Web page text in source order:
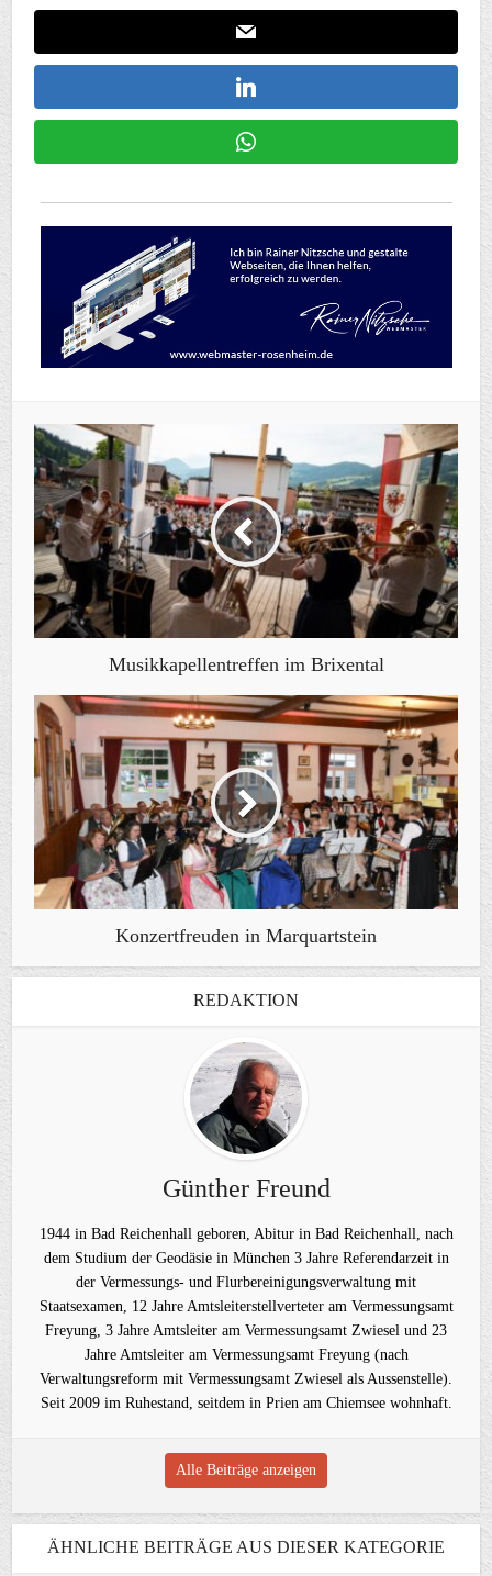
Musikkapellentreffen im Brixental
Konzertfreuden in Marquartstein
REDAKTION
Günther Freund
1944 in Bad Reichenhall geboren, Abitur in Bad Reichenhall, nach
dem Studium der Geodäsie in München 3 Jahre Referendarzeit in
der Vermessungs- und Flurbereinigungsverwaltung mit
Staatsexamen, 12 Jahre Amtsleiterstellverteter am Vermessungsamt
Freyung, 3 Jahre Amtsleiter am Vermessungsamt Zwiesel und 23
Jahre Amtsleiter am Vermessungsamt Freyung (nach
Verwaltungsreform mit Vermessungsamt Zwiesel als Aussenstelle).
Seit 2009 im Ruhestand, seitdem in Prien am Chiemsee wohnhaft.
Alle Beiträge anzeigen
ÄHNLICHE BEITRÄGE AUS DIESER KATEGORIE